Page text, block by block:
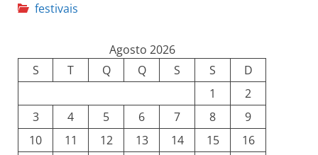
festivais
Agosto 2026
S
T Q Q S S
D
1
2
3
4 5 6 7 8
9
10
11 12 13 14 15
16